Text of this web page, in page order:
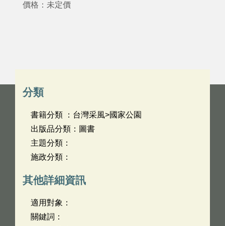
價格：未定價
分類
書籍分類 ：台灣采風>國家公園
出版品分類：圖書
主題分類：
施政分類：
其他詳細資訊
適用對象：
關鍵詞：